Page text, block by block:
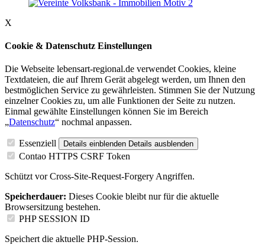
X
Cookie & Datenschutz Einstellungen
Die Webseite lebensart-regional.de verwendet Cookies, kleine
Textdateien, die auf Ihrem Gerät abgelegt werden, um Ihnen den
bestmöglichen Service zu gewährleisten. Stimmen Sie der Nutzung
einzelner Cookies zu, um alle Funktionen der Seite zu nutzen.
Einmal gewählte Einstellungen können Sie im Bereich
„Datenschutz“ nochmal anpassen.
Essenziell Details einblenden Details ausblenden
Contao HTTPS CSRF Token
Schützt vor Cross-Site-Request-Forgery Angriffen.
Speicherdauer: Dieses Cookie bleibt nur für die aktuelle
Browsersitzung bestehen.
PHP SESSION ID
Speichert die aktuelle PHP-Session.